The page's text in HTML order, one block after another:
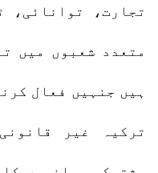
تجارت، توانائی،
متعدد شعبوں میں
ہیں جنہیں فعال
ترکیہ غیر